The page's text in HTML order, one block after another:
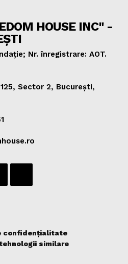
HOUSE INC" -
Nr. înregistrare: AOT.
Sector 2, București,
confidențialitate
similare